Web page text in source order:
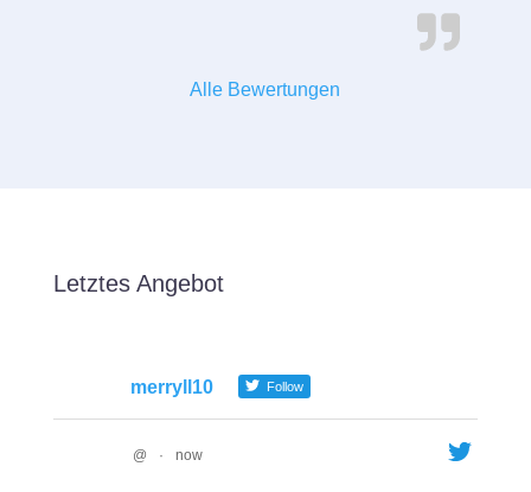
Alle Bewertungen
Letztes Angebot
merryll10 Follow
@ · now